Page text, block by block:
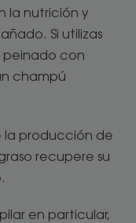
la nutrición y
Si utilizas
peinado con
champú
la producción de
recupere su
en particular,